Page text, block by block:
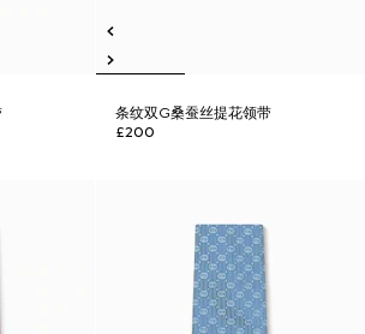
条纹双G桑蚕丝提花领带
£200